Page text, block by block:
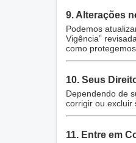
9. Alterações
Podemos
Vigência”
como
10. Seus
Dependendo de
corrigir ou excluir
11. Entre em